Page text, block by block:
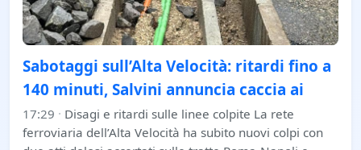
Sabotaggi sull’Alta Velocità: ritardi fino a
140 minuti, Salvini annuncia caccia ai
17:29 · Disagi e ritardi sulle linee colpite La rete
ferroviaria dell’Alta Velocità ha subito nuovi colpi con